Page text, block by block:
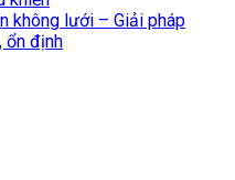
không lưới – Giải pháp
ổn định